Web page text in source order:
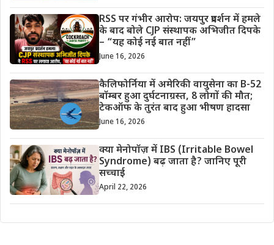
RSS पर गंभीर आरोप: जयपुर प्रदर्शन में हमले
के बाद बोले CJP संस्थापक अभिजीत दिपके
– “यह कोई नई बात नहीं”
June 16, 2026
कैलिफोर्निया में अमेरिकी वायुसेना का B-52
बॉम्बर हुआ दुर्घटनाग्रस्त, 8 लोगों की मौत;
टेकऑफ के तुरंत बाद हुआ भीषण हादसा
June 16, 2026
क्या मेनोपॉज़ में IBS (Irritable Bowel
Syndrome) बढ़ जाता है? जानिए पूरी
सच्चाई
April 22, 2026